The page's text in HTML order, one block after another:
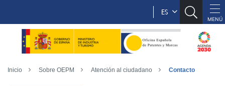
ES
Inicio Sobre OEPM Atención al ciudadano Contacto